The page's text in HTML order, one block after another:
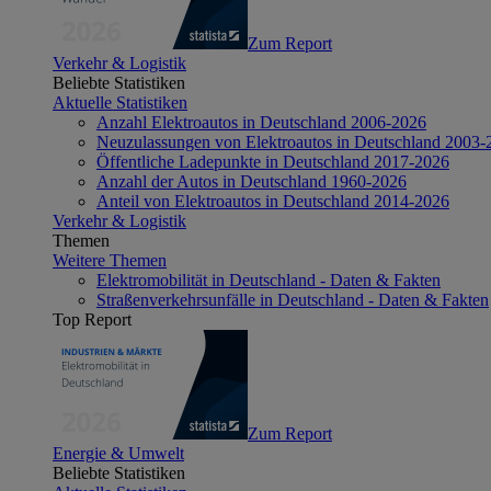
Zum Report
Verkehr & Logistik
Beliebte Statistiken
Aktuelle Statistiken
Anzahl Elektroautos in Deutschland 2006-2026
Neuzulassungen von Elektroautos in Deutschland 2003-
Öffentliche Ladepunkte in Deutschland 2017-2026
Anzahl der Autos in Deutschland 1960-2026
Anteil von Elektroautos in Deutschland 2014-2026
Verkehr & Logistik
Themen
Weitere Themen
Elektromobilität in Deutschland - Daten & Fakten
Straßenverkehrsunfälle in Deutschland - Daten & Fakten
Top Report
Zum Report
Energie & Umwelt
Beliebte Statistiken